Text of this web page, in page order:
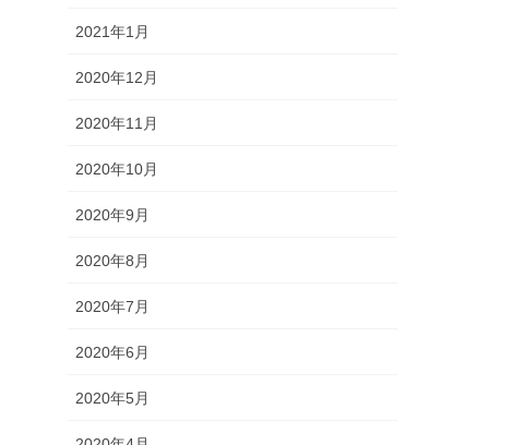
2021年1月
2020年12月
2020年11月
2020年10月
2020年9月
2020年8月
2020年7月
2020年6月
2020年5月